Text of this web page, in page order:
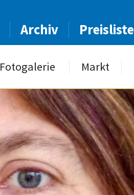
Archiv Preisliste
Fotogalerie Markt